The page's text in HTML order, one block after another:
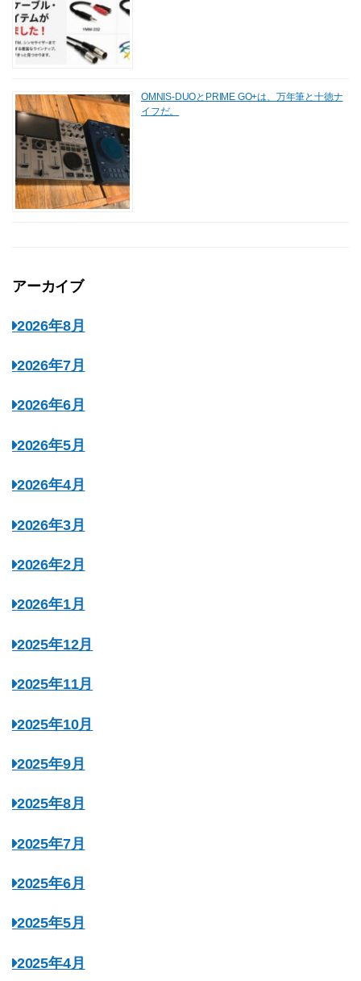
OMNIS-DUOとPRIME GO+は、万年筆と十徳ナ
イフだ。
アーカイブ
2026年8月
2026年7月
2026年6月
2026年5月
2026年4月
2026年3月
2026年2月
2026年1月
2025年12月
2025年11月
2025年10月
2025年9月
2025年8月
2025年7月
2025年6月
2025年5月
2025年4月